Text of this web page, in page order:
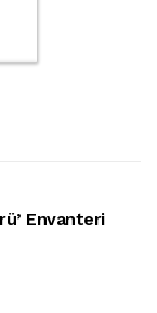
Envanteri